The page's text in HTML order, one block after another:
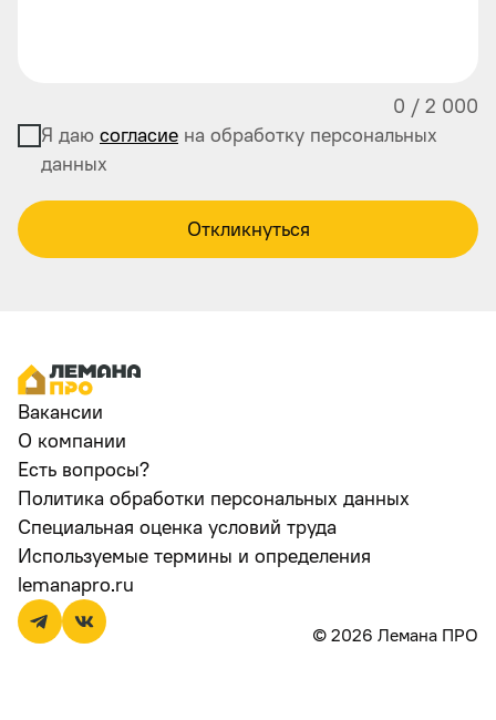
0 / 2 000
Я даю согласие на обработку персональных
данных
Откликнуться
Вакансии
О компании
Есть вопросы?
Политика обработки персональных данных
Специальная оценка условий труда
Используемые термины и определения
lemanapro.ru
© 2026 Лемана ПРО